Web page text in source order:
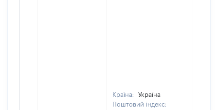
Країна:
Україна
Поштовий індекс: